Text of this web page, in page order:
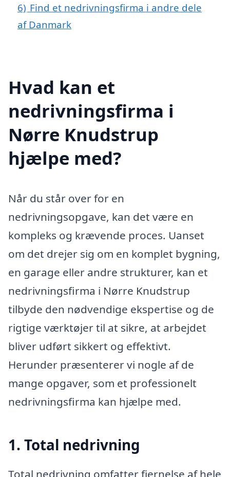
6) Find et nedrivningsfirma i andre dele
af Danmark
Hvad kan et
nedrivningsfirma i
Nørre Knudstrup
hjælpe med?
Når du står over for en
nedrivningsopgave, kan det være en
kompleks og krævende proces. Uanset
om det drejer sig om en komplet bygning,
en garage eller andre strukturer, kan et
nedrivningsfirma i Nørre Knudstrup
tilbyde den nødvendige ekspertise og de
rigtige værktøjer til at sikre, at arbejdet
bliver udført sikkert og effektivt.
Herunder præsenterer vi nogle af de
mange opgaver, som et professionelt
nedrivningsfirma kan hjælpe med.
1. Total nedrivning
Total nedrivning omfatter fjernelse af hele